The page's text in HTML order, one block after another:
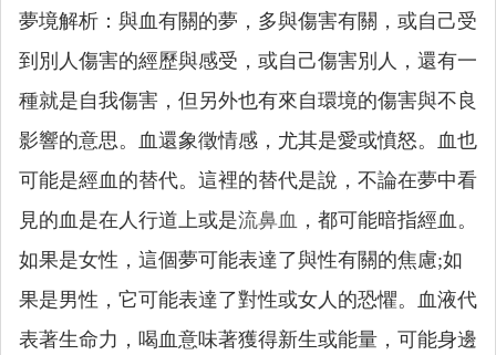
夢境解析：與血有關的夢，多與傷害有關，或自己受
到別人傷害的經歷與感受，或自己傷害別人，還有一
種就是自我傷害，但另外也有來自環境的傷害與不良
影響的意思。血還象徵情感，尤其是愛或憤怒。血也
可能是經血的替代。這裡的替代是說，不論在夢中看
見的血是在人行道上或是流鼻血 ，都可能暗指經血。
如果是女性，這個夢可能表達了與性有關的焦慮;如
果是男性，它可能表達了對性或女人的恐懼。血液代
表著生命力，喝血意味著獲得新生或能量，可能身邊